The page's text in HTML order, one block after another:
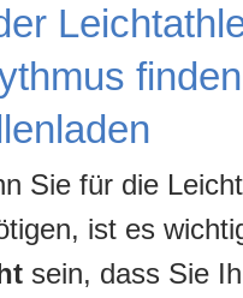
Sie für die
ist es
sein, dass Sie